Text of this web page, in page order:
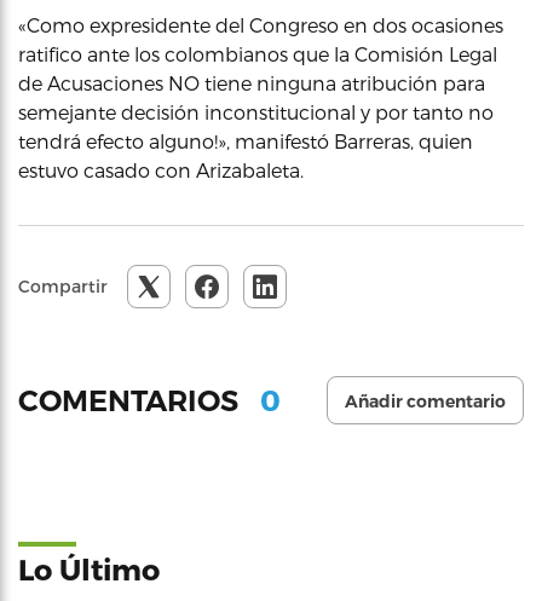
«Como expresidente del Congreso en dos ocasiones
ratifico ante los colombianos que la Comisión Legal
de Acusaciones NO tiene ninguna atribución para
semejante decisión inconstitucional y por tanto no
tendrá efecto alguno!», manifestó Barreras, quien
estuvo casado con Arizabaleta.
Compartir
COMENTARIOS 0 Añadir comentario
Lo Último